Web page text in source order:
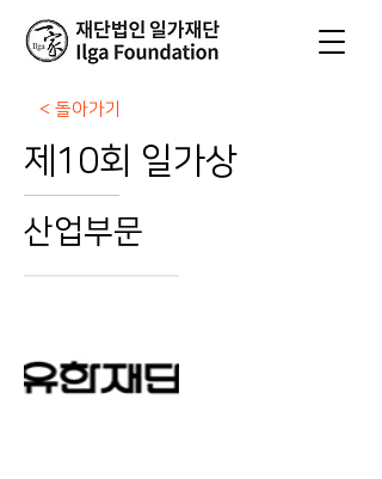
< 돌아가기
제10회 일가상
산업부문